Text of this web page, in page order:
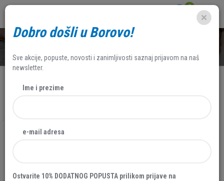
0
NAJNOVIJE
Dobro došli u Borovo!
Sve akcije, popuste, novosti i zanimljivosti saznaj prijavom na naš
newsletter.
Ime i prezime
e-mail adresa
Ostvarite 10% DODATNOG POPUSTA prilikom prijave na